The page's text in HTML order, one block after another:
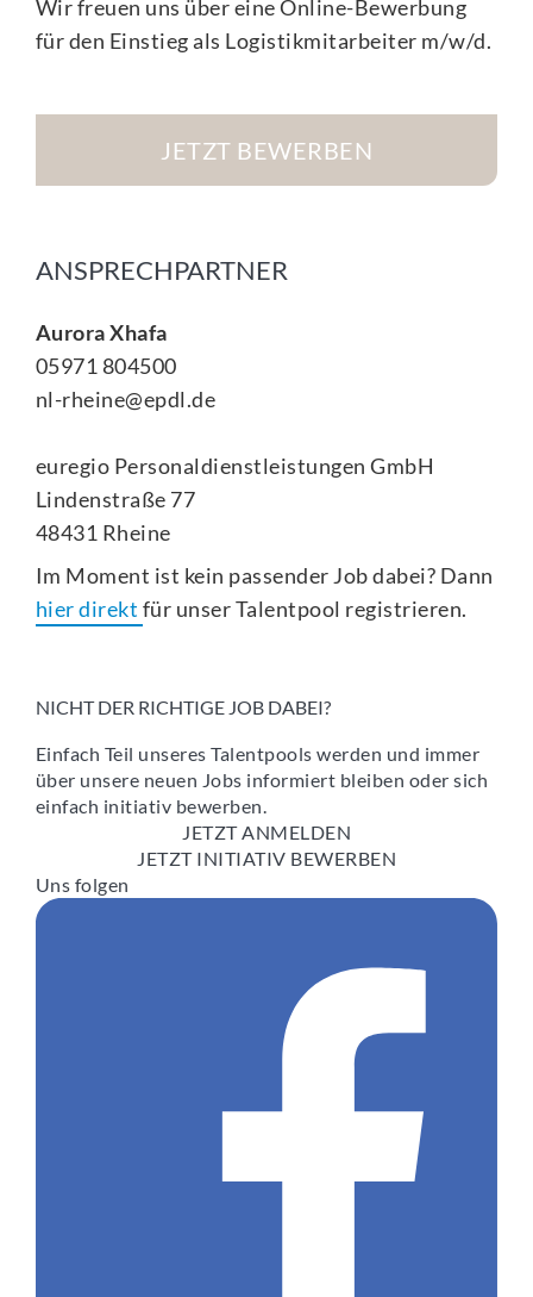
Wir freuen uns über eine Online-Bewerbung
für den Einstieg als Logistikmitarbeiter m/w/d.
JETZT BEWERBEN
ANSPRECHPARTNER
Aurora Xhafa
05971 804500
nl-rheine@epdl.de
euregio Personaldienstleistungen GmbH
Lindenstraße 77
48431 Rheine
Im Moment ist kein passender Job dabei? Dann
hier direkt für unser Talentpool registrieren.
NICHT DER RICHTIGE JOB DABEI?
Einfach Teil unseres Talentpools werden und immer
über unsere neuen Jobs informiert bleiben oder sich
einfach initiativ bewerben.
JETZT ANMELDEN
JETZT INITIATIV BEWERBEN
Uns folgen